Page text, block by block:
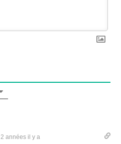
2 années il y a